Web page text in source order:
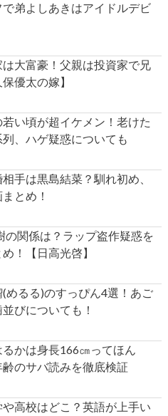
弟よしあきはアイドルデビ
大富豪！父親は投資家で兄
優太の嫁】
い頃が超イケメン！老けた
、ハゲ疑惑についても
手は黒島結菜？馴れ初め、
とめ！
の関係は？ラップ盗作疑惑を
！【日高光啓】
めるる)のすっぴん4選！あご
びについても！
るかは身長166㎝ってほん
のサバ読みを徹底検証
高校はどこ？英語が上手い